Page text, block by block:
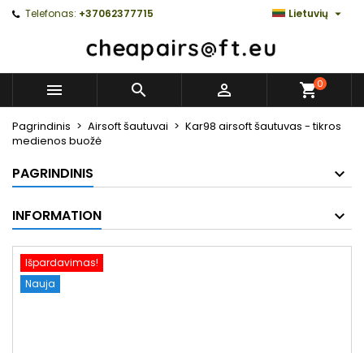
Telefonas: +37062377715 Lietuvių 
   0
Pagrindinis Airsoft šautuvai
Kar98 airsoft šautuvas - tikros
medienos buožė
PAGRINDINIS
INFORMATION
Išpardavimas!
Nauja